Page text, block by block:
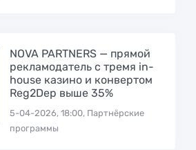
NOVA PARTNERS — прямой
рекламодатель с тремя in-
house казино и конвертом
Reg2Dep выше 35%
5-04-2026, 18:00, Партнёрские
программы